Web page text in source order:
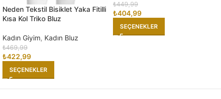
Neden Tekstil Bisiklet Yaka Fitilli
Kısa Kol Triko Bluz
Kadın Giyim, Kadın Bluz
₺469,99
₺422,99
SEÇENEKLER
₺449,99
₺404,99
SEÇENEKLER